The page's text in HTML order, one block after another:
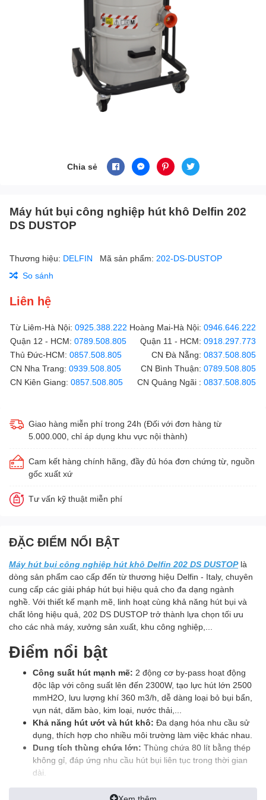
Chia sẻ
Máy hút bụi công nghiệp hút khô Delfin 202
DS DUSTOP
Thương hiệu: DELFIN Mã sản phẩm: 202-DS-DUSTOP
So sánh
Liên hệ
Từ Liêm-Hà Nội: 0925.388.222 Hoàng Mai-Hà Nội: 0946.646.222
Quận 12 - HCM: 0789.508.805 Quận 11 - HCM: 0918.297.773
Thủ Đức-HCM: 0857.508.805 CN Đà Nẵng: 0837.508.805
CN Nha Trang: 0939.508.805 CN Bình Thuận: 0789.508.805
CN Kiên Giang: 0857.508.805 CN Quảng Ngãi : 0837.508.805
Giao hàng miễn phí trong 24h (Đối với đơn hàng từ
5.000.000, chỉ áp dụng khu vực nội thành)
Cam kết hàng chính hãng, đầy đủ hóa đơn chứng từ, nguồn
gốc xuất xứ
Tư vấn kỹ thuật miễn phí
ĐẶC ĐIỂM NỔI BẬT
Máy hút bụi công nghiệp hút khô Delfin 202 DS DUSTOPlà
dòng sản phẩm cao cấp đến từ thương hiệu Delfin - Italy, chuyên
cung cấp các giải pháp hút bụi hiệu quả cho đa dạng ngành
nghề. Với thiết kế mạnh mẽ, linh hoạt cùng khả năng hút bụi và
chất lỏng hiệu quả, 202 DS DUSTOP trở thành lựa chọn tối ưu
cho các nhà máy, xưởng sản xuất, khu công nghiệp,...
Điểm nổi bật
Công suất hút mạnh mẽ: 2 động cơ by-pass hoạt động
độc lập với công suất lên đến 2300W, tạo lực hút lớn 2500
mmH2O, lưu lượng khí 360 m3/h, dễ dàng loại bỏ bụi bẩn,
vụn nát, dăm bào, kim loại, nước thải,...
Khả năng hút ướt và hút khô: Đa dạng hóa nhu cầu sử
dụng, thích hợp cho nhiều môi trường làm việc khác nhau.
Dung tích thùng chứa lớn: Thùng chứa 80 lít bằng thép
không gỉ, đáp ứng nhu cầu hút bụi liên tục trong thời gian
dài.
kết hợp phao nổi bảo vệ động cơ khi hút nước.